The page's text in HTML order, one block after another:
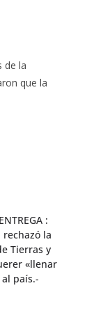
de la
que la
:
rechazó la
Tierras y
«llenar
país.-